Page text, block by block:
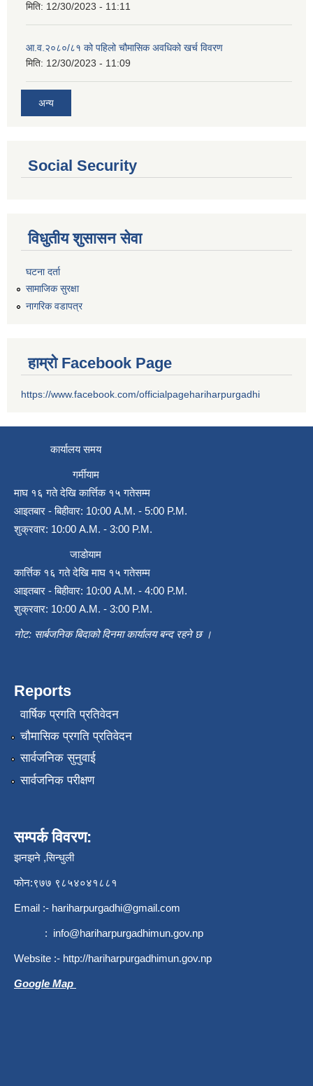
मिति: 12/30/2023 - 11:11
आ.व.२०८०/८१ को पहिलो चौमासिक अवधिको खर्च विवरण
मिति: 12/30/2023 - 11:09
अन्य
Social Security
विधुतीय शुसासन सेवा
घटना दर्ता
सामाजिक सुरक्षा
नागरिक वडापत्र
हाम्रो Facebook Page
https://www.facebook.com/officialpagehariharpurgadhi
कार्यालय समय
गर्मीयाम
माघ १६ गते देखि कार्त्तिक १५ गतेसम्म
आइतबार - बिहीवार: 10:00 A.M. - 5:00 P.M.
शुक्रवार: 10:00 A.M. - 3:00 P.M.
जाडोयाम
कार्त्तिक १६ गते देखि माघ १५ गतेसम्म
आइतबार - बिहीवार: 10:00 A.M. - 4:00 P.M.
शुक्रवार: 10:00 A.M. - 3:00 P.M.
नोट: सार्बजनिक बिदाको दिनमा कार्यालय बन्द रहने छ ।
Reports
वार्षिक प्रगति प्रतिवेदन
चौमासिक प्रगति प्रतिवेदन
सार्वजनिक सुनुवाई
सार्वजनिक परीक्षण
सम्पर्क विवरण:
झनझने ,सिन्धुली
फोन:९७७ ९८५४०४१८८१
Email :- hariharpurgadhi@gmail.com
: info@hariharpurgadhimun.gov.np
Website :- http://hariharpurgadhimun.gov.np
Google Map